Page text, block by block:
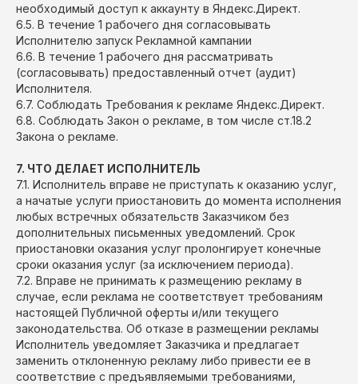
необходимый доступ к аккаунту в Яндекс.Директ.
6.5. В течение 1 рабочего дня согласовывать
Исполнителю запуск Рекламной кампании
6.6. В течение 1 рабочего дня рассматривать
(согласовывать) предоставленный отчет (аудит)
Исполнителя.
6.7. Соблюдать Требования к рекламе Яндекс.Директ.
6.8. Соблюдать Закон о рекламе, в том числе ст.18.2
Закона о рекламе.
7. ЧТО ДЕЛАЕТ ИСПОЛНИТЕЛЬ
7.1. Исполнитель вправе не приступать к оказанию услуг,
а начатые услуги приостановить до момента исполнения
любых встречных обязательств Заказчиком без
дополнительных письменных уведомлений. Срок
приостановки оказания услуг пролонгирует конечные
сроки оказания услуг (за исключением периода).
7.2. Вправе не принимать к размещению рекламу в
случае, если реклама не соответствует требованиям
настоящей Публичной оферты и/или текущего
законодательства. Об отказе в размещении рекламы
Исполнитель уведомляет Заказчика и предлагает
заменить отклоненную рекламу либо привести ее в
соответствие с предъявляемыми требованиями,